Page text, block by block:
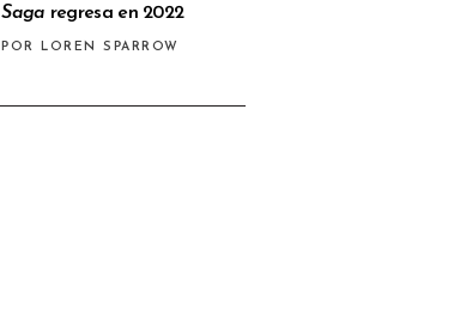
Saga regresa en 2022
POR LOREN SPARROW